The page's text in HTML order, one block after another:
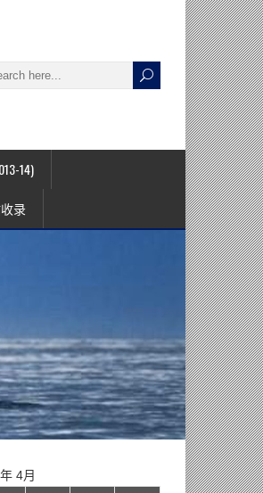
14)
录
4月